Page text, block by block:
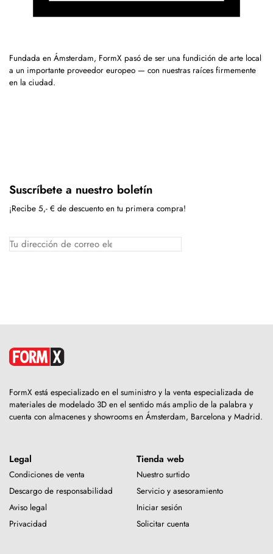
Fundada en Ámsterdam, FormX pasó de ser una fundición de arte local
a un importante proveedor europeo — con nuestras raíces firmemente
en la ciudad.
Suscríbete a nuestro boletín
¡Recibe 5,- € de descuento en tu primera compra!
FormX está especializado en el suministro y la venta especializada de
materiales de modelado 3D en el sentido más amplio de la palabra y
cuenta con almacenes y showrooms en Ámsterdam, Barcelona y Madrid.
Legal
Condiciones de venta
Descargo de responsabilidad
Aviso legal
Privacidad
Tienda web
Nuestro surtido
Servicio y asesoramiento
Iniciar sesión
Solicitar cuenta